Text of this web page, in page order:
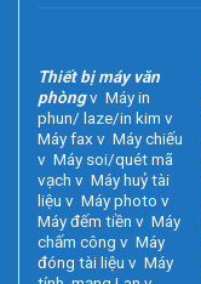
Thiết bị máy văn
phòngv Máy in
phun/ laze/in kim v
Máy fax v Máy chiếu
v Máy soi/quét mã
vạch v Máy huỷ tài
liệu v Máy photo v
Máy đếm tiền v Máy
chấm công v Máy
đóng tài liệu v Máy